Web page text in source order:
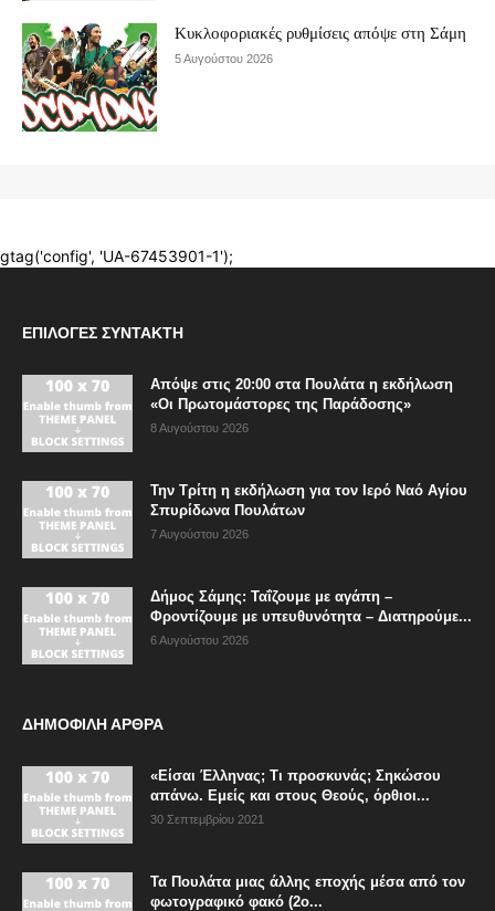
ΕΠΙΛΟΓΈΣ ΣΥΝΤΆΚΤΗ
Απόψε στις 20:00 στα Πουλάτα η εκδήλωση
«Οι Πρωτομάστορες της Παράδοσης»
8 Αυγούστου 2026
Την Τρίτη η εκδήλωση για τον Ιερό Ναό Αγίου
Σπυρίδωνα Πουλάτων
7 Αυγούστου 2026
Δήμος Σάμης: Ταΐζουμε με αγάπη –
Φροντίζουμε με υπευθυνότητα – Διατηρούμε...
6 Αυγούστου 2026
ΔΗΜΟΦΙΛΗ ΑΡΘΡΑ
«Είσαι Έλληνας; Τι προσκυνάς; Σηκώσου
απάνω. Εμείς και στους Θεούς, όρθιοι...
30 Σεπτεμβρίου 2021
Τα Πουλάτα μιας άλλης εποχής μέσα από τον
φωτογραφικό φακό (2ο...